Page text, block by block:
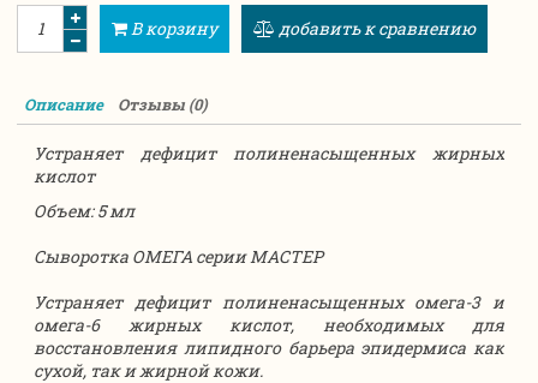
В корзину добавить к сравнению
Описание Отзывы (0)
Устраняет дефицит полиненасыщенных жирных
кислот
Объем: 5 мл
Сыворотка ОМЕГА cерии МАСТЕР
Устраняет дефицит полиненасыщенных омега-3 и
омега-6 жирных кислот, необходимых для
восстановления липидного барьера эпидермиса как
сухой, так и жирной кожи.